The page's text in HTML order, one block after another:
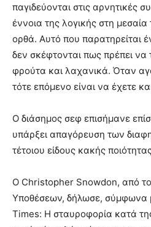
παγιδεύονται στις αρνητικές
έννοια της λογικής στη μεσαία
ορθά. Αυτό που παρατηρείται
δεν σκέφτονται πως πρέπει να
φρούτα και λαχανικά. Όταν
τότε επόμενο είναι να έχετε
Ο διάσημος σεφ επισήμανε
υπάρξει απαγόρευση των
τέτοιου είδους κακής
Ο Christopher Snowdon, από το
Υποθέσεων, δήλωσε, σύμφωνα
Times: Η σταυροφορία κατά